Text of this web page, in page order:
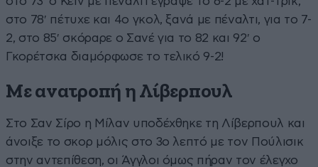
στο 78′ πέτυχε και 4ο γκολ, ξανά με πέναλτι, για το 7-
2, στο 85′ σκόραρε ο Σανέ για το 82 και 92′ ο
Γκορέτσκα διαμόρφωσε το τελικό 9-2!
Με ανατροπή η Λίβερπουλ
Στο Σαν Σίρο η Μίλαν υποδέχθηκε τη Λίβερπουλ και
άνοιξε το σκορ μόλις στο 3ο λεπτό με τον Πούλισικ
στην αντεπίθεση, οι Άγγλοι όμως πήραν τον έλεγχο